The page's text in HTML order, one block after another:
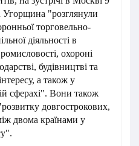
Угорщина "розглянули
торговельно-
діяльності в
охороні
будівництві та
а також у
сферахі". Вони також
довгострокових,
двома країнами у